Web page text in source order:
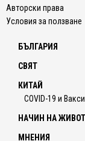
Авторски права
Условия за ползване
БЪЛГАРИЯ
СВЯТ
КИТАЙ
COVID-19 и
НАЧИН НА ЖИВОТ
МНЕНИЯ